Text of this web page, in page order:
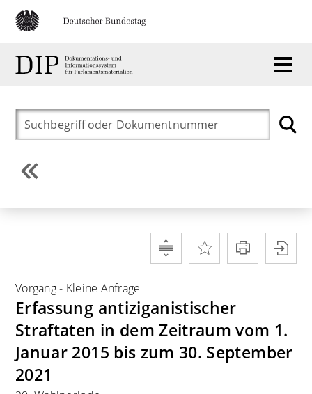
Vorgang- Kleine Anfrage
Erfassung antiziganistischer
Straftaten in dem Zeitraum vom 1.
Januar 2015 bis zum 30. September
2021